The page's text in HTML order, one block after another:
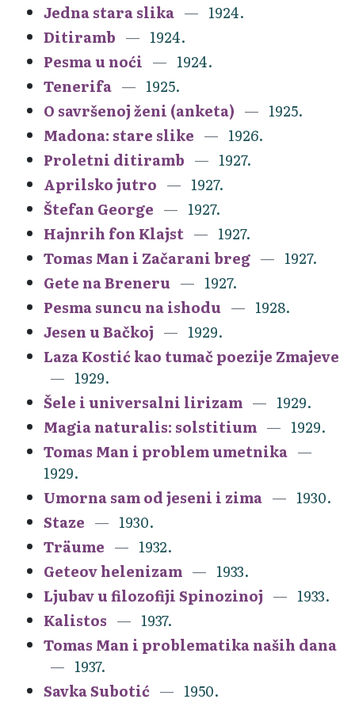
Jedna stara slika
1924.
Ditiramb
1924.
Pesma u noći
1924.
Tenerifa
1925.
O savršenoj ženi (anketa)
1925.
Madona: stare slike
1926.
Proletni ditiramb
1927.
Aprilsko jutro
1927.
Štefan George
1927.
Hajnrih fon Klajst
1927.
Tomas Man i Začarani breg
1927.
Gete na Breneru
1927.
Pesma suncu na ishodu
1928.
Jesen u Bačkoj
1929.
Laza Kostić kao tumač poezije Zmajeve
1929.
Šele i universalni lirizam
1929.
Magia naturalis: solstitium
1929.
Tomas Man i problem umetnika
1929.
Umorna sam od jeseni i zima
1930.
Staze
1930.
Träume
1932.
Geteov helenizam
1933.
Ljubav u filozofiji Spinozinoj
1933.
Kalistos
1937.
Tomas Man i problematika naših dana
1937.
Savka Subotić
1950.